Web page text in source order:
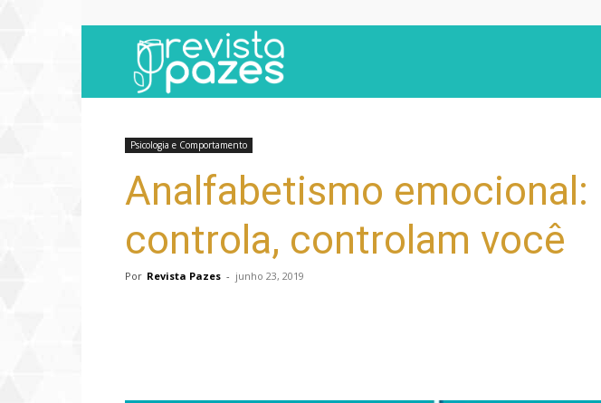
Psicologia e Comportamento
Analfabetismo emocional:
controla, controlam você
Por Revista Pazes - junho 23, 2019